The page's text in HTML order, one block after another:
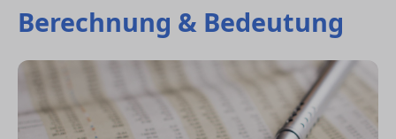
Berechnung & Bedeutung